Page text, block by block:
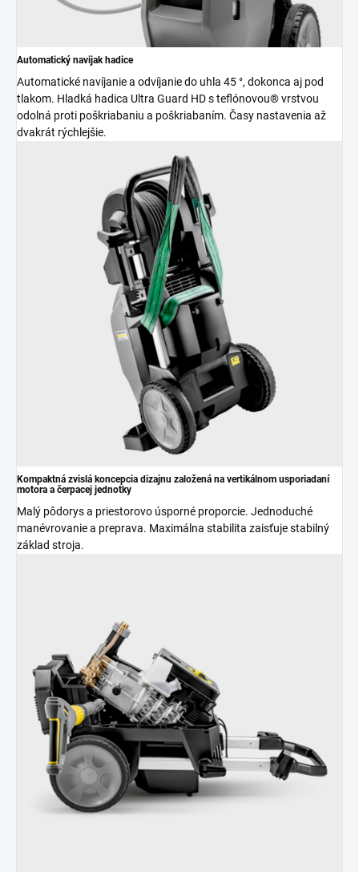
Automatický navijak hadice
Automatické navíjanie a odvíjanie do uhla 45 °, dokonca aj pod
tlakom. Hladká hadica Ultra Guard HD s teflónovou® vrstvou
odolná proti poškriabaniu a poškriabaním. Časy nastavenia až
dvakrát rýchlejšie.
Kompaktná zvislá koncepcia dizajnu založená na vertikálnom usporiadaní
motora a čerpacej jednotky
Malý pôdorys a priestorovo úsporné proporcie. Jednoduché
manévrovanie a preprava. Maximálna stabilita zaisťuje stabilný
základ stroja.